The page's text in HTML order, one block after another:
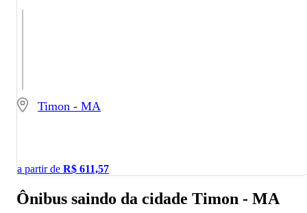
Timon - MA
a partir de R$ 611,57
Ônibus saindo da cidade Timon - MA